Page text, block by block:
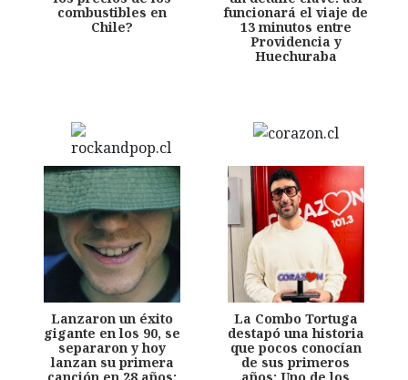
combustibles en
Chile?
funcionará el viaje de
13 minutos entre
Providencia y
Huechuraba
Lanzaron un éxito
gigante en los 90, se
separaron y hoy
lanzan su primera
La Combo Tortuga
destapó una historia
que pocos conocían
de sus primeros